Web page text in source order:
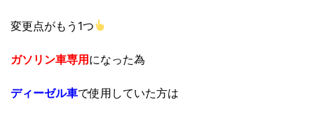
変更点がもう1つ
ガソリン車専用になった為
ディーゼル車で使用していた方は